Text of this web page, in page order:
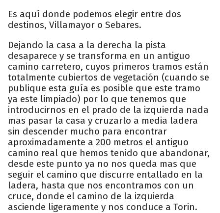
Es aquí donde podemos elegir entre dos
destinos, Villamayor o Sebares.
Dejando la casa a la derecha la pista
desaparece y se transforma en un antiguo
camino carretero, cuyos primeros tramos están
totalmente cubiertos de vegetación (cuando se
publique esta guía es posible que este tramo
ya este limpiado) por lo que tenemos que
introducirnos en el prado de la izquierda nada
mas pasar la casa y cruzarlo a media ladera
sin descender mucho para encontrar
aproximadamente a 200 metros el antiguo
camino real que hemos tenido que abandonar,
desde este punto ya no nos queda mas que
seguir el camino que discurre entallado en la
ladera, hasta que nos encontramos con un
cruce, donde el camino de la izquierda
asciende ligeramente y nos conduce a Torin.